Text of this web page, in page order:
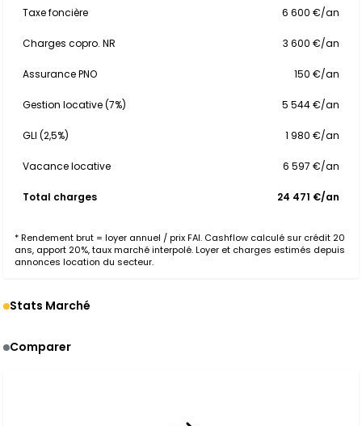
Taxe foncière 6 600 €/an
Charges copro. NR 3 600 €/an
Assurance PNO 150 €/an
Gestion locative (7%) 5 544 €/an
GLI (2,5%) 1 980 €/an
Vacance locative 6 597 €/an
Total charges 24 471 €/an
* Rendement brut = loyer annuel / prix FAI. Cashflow calculé sur crédit 20
ans, apport 20%, taux marché interpolé. Loyer et charges estimés depuis
annonces location du secteur.
Stats Marché
Comparer